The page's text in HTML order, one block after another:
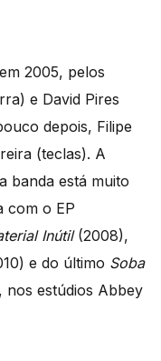
2005, pelos
e David Pires
depois, Filipe
(teclas). A
banda está muito
com o EP
Inútil(2008),
e do último Soba
nos estúdios Abbey